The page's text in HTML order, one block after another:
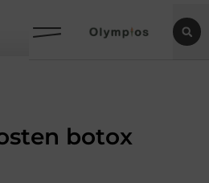
botox